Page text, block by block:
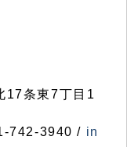
条東7丁目1
742-3940 / in